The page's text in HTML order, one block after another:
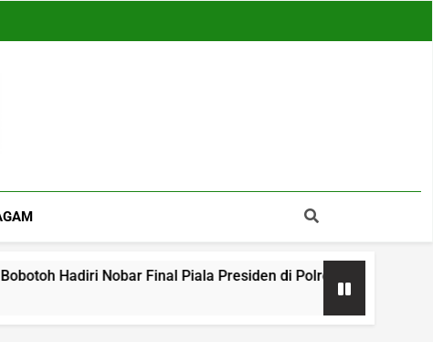
Nobar Final Piala Presiden di Polres Tasikmalaya, Suasana